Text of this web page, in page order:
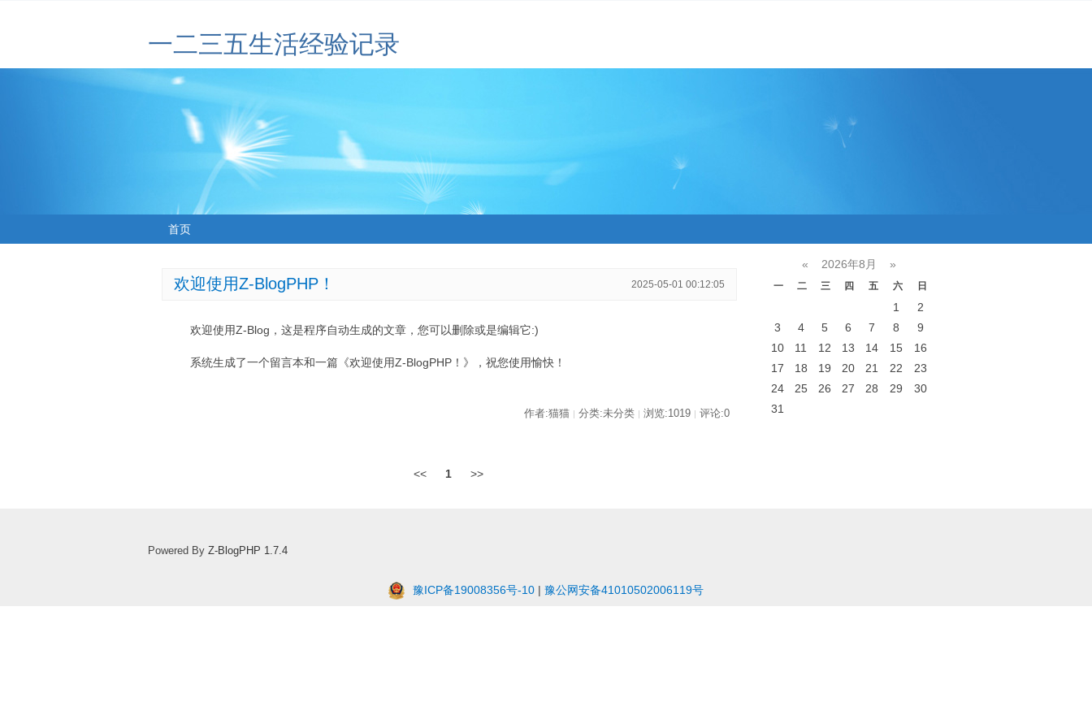
一二三五生活经验记录
首页
欢迎使用Z-BlogPHP！ 2025-05-01 00:12:05
欢迎使用Z-Blog，这是程序自动生成的文章，您可以删除或是编辑它:)
系统生成了一个留言本和一篇《欢迎使用Z-BlogPHP！》，祝您使用愉快！
作者:猫猫 | 分类:未分类 | 浏览:1019 | 评论:0
<< 1 >>
« 2026年8月 »
一 二 三 四 五 六 日
1
2
3
4 5 6 7 8
9
10
11 12 13 14 15
16
17
18 19 20 21 22
23
24
25 26 27 28 29
30
31
Powered By Z-BlogPHP 1.7.4
豫ICP备19008356号-10 | 豫公网安备41010502006119号